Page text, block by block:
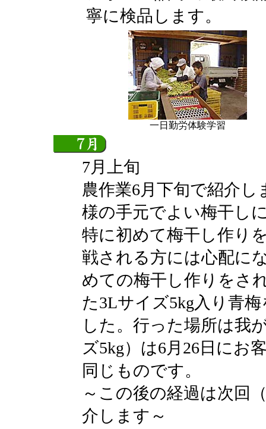
寧に検品します。
一日勤労体験学習
7月上旬
農作業6月下旬で紹介
様の手元でよい梅干し
特に初めて梅干し作り
戦される方には心配に
めての梅干し作りをさ
た3Lサイズ5kg入り青
した。行った場所は我
ズ5kg）は6月26日にお
同じものです。
～この後の経過は次回
介します～